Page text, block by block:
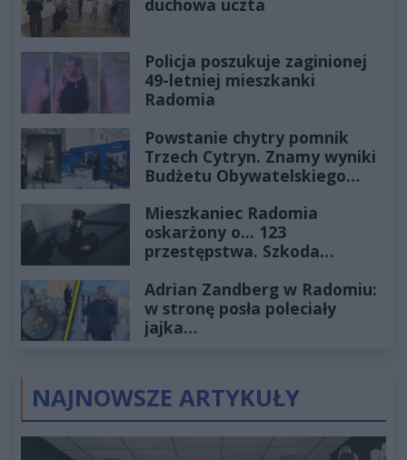
Policja poszukuje zaginionej
49-letniej mieszkanki
Radomia
Powstanie chytry pomnik
Trzech Cytryn. Znamy wyniki
Budżetu Obywatelskiego
Mieszkaniec Radomia
oskarżony o... 123
przestępstwa. Szkoda
złotych
Adrian Zandberg w Radomiu:
w stronę posła poleciały
jajka…
NAJNOWSZE ARTYKUŁY